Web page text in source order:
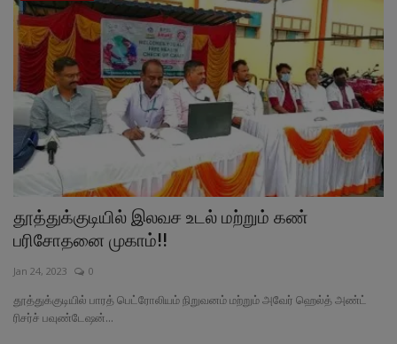
தூத்துக்குடியில் இலவச உடல் மற்றும் கண்
பரிசோதனை முகாம்!!
Jan 24, 2023 0
தூத்துக்குடியில் பாரத் பெட்ரோலியம் நிறுவனம் மற்றும் அவேர் ஹெல்த் அண்ட்
ரிசர்ச் பவுண்டேஷன்...